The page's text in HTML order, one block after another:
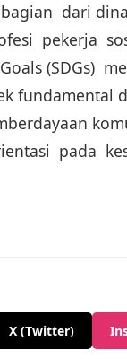
dari
pekerja
(SDGs)
fundamental
pada
X (Twitter)